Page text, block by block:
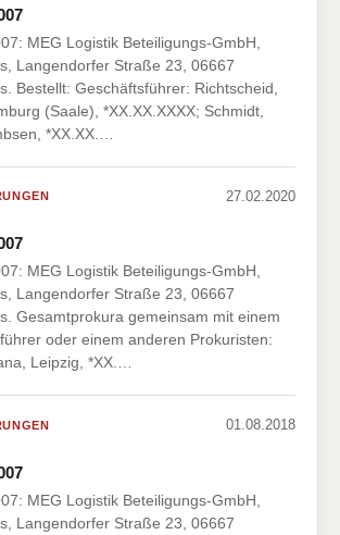
MEG Logistik Beteiligungs-GmbH,
Langendorfer Straße 23, 06667
Bestellt: Geschäftsführer: Richtscheid,
(Saale), *XX.XX.XXXX; Schmidt,
*XX.XX.…
27.02.2020
MEG Logistik Beteiligungs-GmbH,
Langendorfer Straße 23, 06667
Gesamtprokura gemeinsam mit einem
oder einem anderen Prokuristen:
Leipzig, *XX.…
01.08.2018
MEG Logistik Beteiligungs-GmbH,
Langendorfer Straße 23, 06667